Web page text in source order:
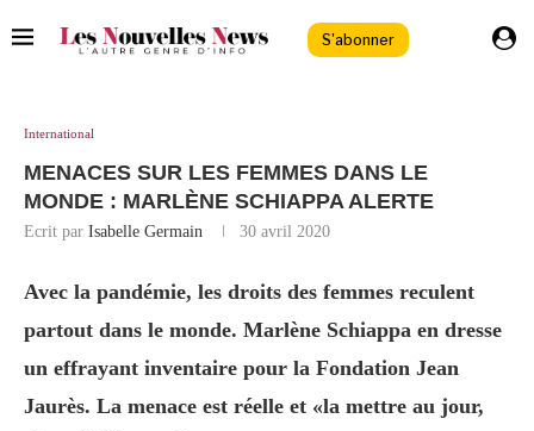
S'abonner
International
MENACES SUR LES FEMMES DANS LE
MONDE : MARLÈNE SCHIAPPA ALERTE
Ecrit par Isabelle Germain 30 avril 2020
Avec la pandémie, les droits des femmes reculent
partout dans le monde. Marlène Schiappa en dresse
un effrayant inventaire pour la Fondation Jean
Jaurès. La menace est réelle et «la mettre au jour,